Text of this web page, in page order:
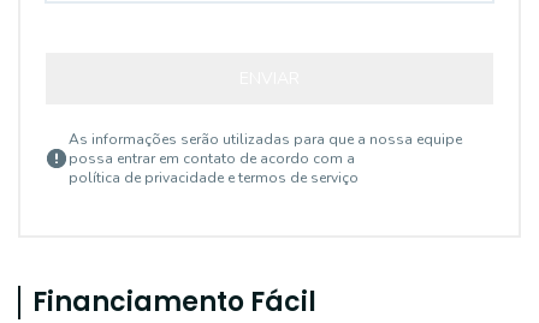
As informações serão utilizadas para que a nossa equipe
possa entrar em contato de acordo com a
política de privacidade e termos de serviço
Financiamento Fácil